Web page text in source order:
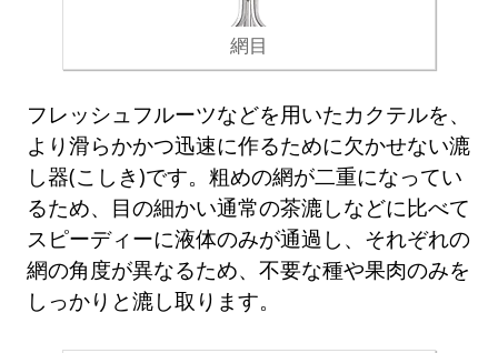
網目
フレッシュフルーツなどを用いたカクテルを、
より滑らかかつ迅速に作るために欠かせない漉
し器(こしき)です。粗めの網が二重になってい
るため、目の細かい通常の茶漉しなどに比べて
スピーディーに液体のみが通過し、それぞれの
網の角度が異なるため、不要な種や果肉のみを
しっかりと漉し取ります。